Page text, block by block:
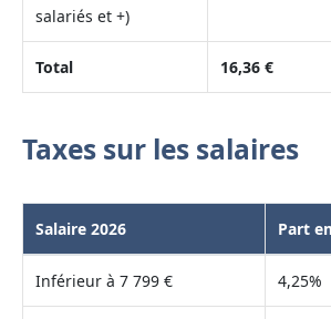
salariés et +)
Total 16,36 €
Taxes sur les salaires
Salaire 2026 Part
Inférieur à 7 799 € 4,25%